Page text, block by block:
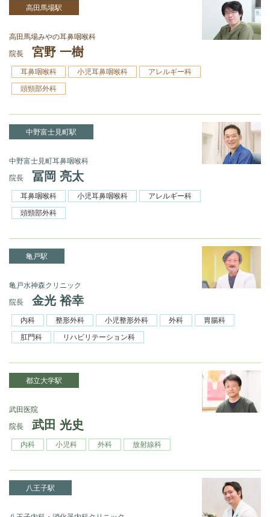
高田馬場駅
高田馬場みやの耳鼻咽喉科
院長
宮野 一樹
耳鼻咽喉科 小児耳鼻咽喉科
アレルギー科
頭頸部外科
中野富士見町駅
中野富士見町耳鼻咽喉科
院長
冨岡 亮太
耳鼻咽喉科 小児耳鼻咽喉科
アレルギー科
頭頸部外科
亀戸駅
亀戸水神森クリニック
院長
金光 裕幸
内科 整形外科 小児整形外科 外科
胃腸科
肛門科
リハビリテーション科
都立大学駅
武田医院
院長
武田 光史
内科 小児科 外科 放射線科
八王子駅